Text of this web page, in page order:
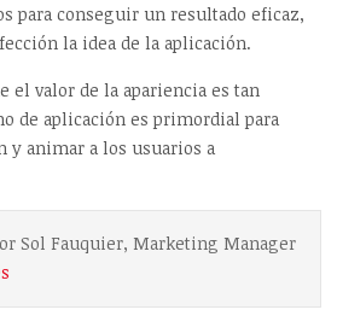
para conseguir un resultado eficaz,
la idea de la aplicación.
el valor de la apariencia es tan
de aplicación es primordial para
y animar a los usuarios a
Sol Fauquier, Marketing Manager